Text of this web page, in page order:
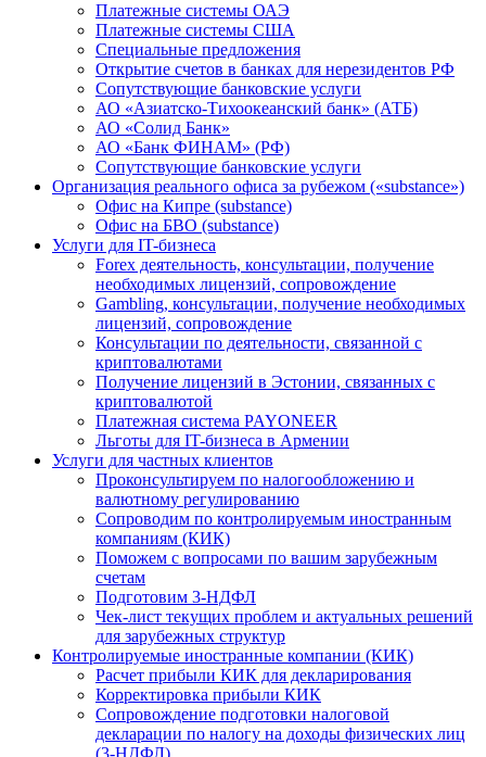
Платежные системы ОАЭ
Платежные системы США
Специальные предложения
Открытие счетов в банках для нерезидентов РФ
Сопутствующие банковские услуги
АО «Азиатско-Тихоокеанский банк» (АТБ)
АО «Солид Банк»
АО «Банк ФИНАМ» (РФ)
Сопутствующие банковские услуги
Организация реального офиса за рубежом («substance»)
Офис на Кипре (substance)
Офис на БВО (substance)
Услуги для IT-бизнеса
Forex деятельность, консультации, получение
необходимых лицензий, сопровождение
Gambling, консультации, получение необходимых
лицензий, сопровождение
Консультации по деятельности, связанной с
криптовалютами
Получение лицензий в Эстонии, связанных с
криптовалютой
Платежная система PAYONEER
Льготы для IT-бизнеса в Армении
Услуги для частных клиентов
Проконсультируем по налогообложению и
валютному регулированию
Сопроводим по контролируемым иностранным
компаниям (КИК)
Поможем с вопросами по вашим зарубежным
счетам
Подготовим 3-НДФЛ
Чек-лист текущих проблем и актуальных решений
для зарубежных структур
Контролируемые иностранные компании (КИК)
Расчет прибыли КИК для декларирования
Корректировка прибыли КИК
Сопровождение подготовки налоговой
декларации по налогу на доходы физических лиц
(3-НДФЛ)